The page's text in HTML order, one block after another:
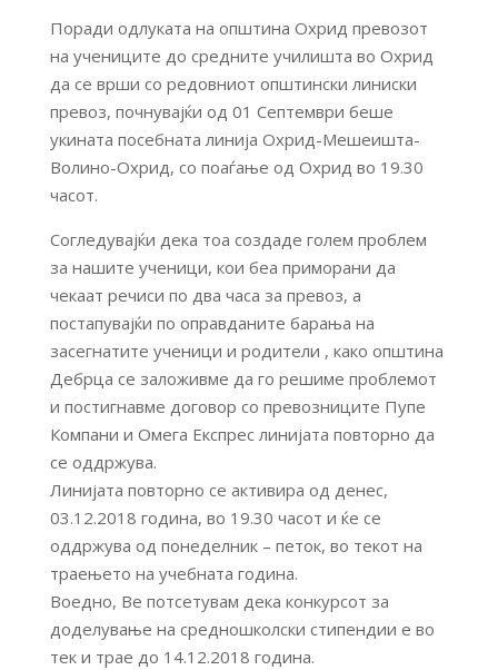
Поради одлуката на општина Охрид превозот
на учениците до средните училишта во Охрид
да се врши со редовниот општински линиски
превоз, почнувајќи од 01 Септември беше
укината посебната линија Охрид-Мешеишта-
Волино-Охрид, со поаѓање од Охрид во 19.30
часот.
Согледувајќи дека тоа создаде голем проблем
за нашите ученици, кои беа приморани да
чекаат речиси по два часа за превоз, а
постапувајќи по оправданите барања на
засегнатите ученици и родители , како општина
Дебрца се заложивме да го решиме проблемот
и постигнавме договор со превозниците Пупе
Компани и Омега Експрес линијата повторно да
се оддржува.
Линијата повторно се активира од денес,
03.12.2018 година, во 19.30 часот и ќе се
оддржува од понеделник – петок, во текот на
траењето на учебната година.
Воедно, Ве потсетувам дека конкурсот за
доделување на средношколски стипендии е во
тек и трае до 14.12.2018 година.